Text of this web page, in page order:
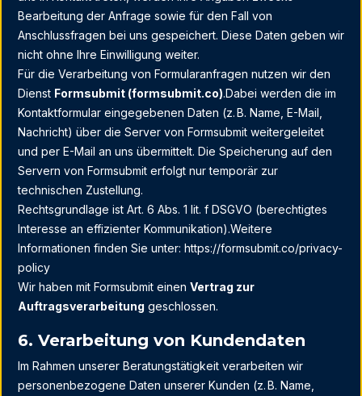
Bearbeitung der Anfrage sowie für den Fall von
Anschlussfragen bei uns gespeichert. Diese Daten geben wir
nicht ohne Ihre Einwilligung weiter.
Für die Verarbeitung von Formularanfragen nutzen wir den
Dienst Formsubmit (formsubmit.co).Dabei werden die im
Kontaktformular eingegebenen Daten (z. B. Name, E-Mail,
Nachricht) über die Server von Formsubmit weitergeleitet
und per E-Mail an uns übermittelt. Die Speicherung auf den
Servern von Formsubmit erfolgt nur temporär zur
technischen Zustellung.
Rechtsgrundlage ist Art. 6 Abs. 1 lit. f DSGVO (berechtigtes
Interesse an effizienter Kommunikation).Weitere
Informationen finden Sie unter: https://formsubmit.co/privacy-
policy
Wir haben mit Formsubmit einen Vertrag zur
Auftragsverarbeitung geschlossen.
6. Verarbeitung von Kundendaten
Im Rahmen unserer Beratungstätigkeit verarbeiten wir
personenbezogene Daten unserer Kunden (z. B. Name,